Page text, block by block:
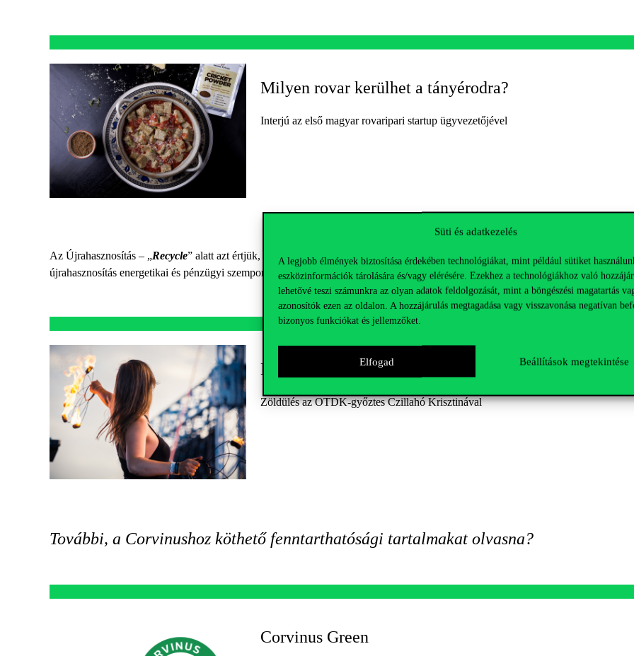
Süti és adatkezelés
A legjobb élmények biztosítása érdekében technológiákat, mint például sütiket
eszközinformációk tárolására és/vagy elérésére. Ezekhez a technológiákhoz való
lehetővé teszi számunkra az olyan adatok feldolgozását, mint a böngészési magatartás
azonosítók ezen az oldalon. A hozzájárulás megtagadása vagy visszavonása negatívan
bizonyos funkciókat és jellemzőket.
Elfogad Beállítások megtekintése
Milyen rovar kerülhet a tányérodra?
Interjú az első magyar rovaripari startup ügyvezetőjével
Az Újrahasznosítás – „Recycle” alatt azt értjük, hogy az újrahasznosítható hulladéktól az erre kijelölt helyeken, osztályozva
újrahasznosítás energetikai és pénzügyi szempontból is rendkívül igényes folyamat. Ráadásul vannak olyan hulladéktípusok is,
Hogyan lehetnének fenntarthatóbbak a hazai nagy
Zöldülés az OTDK-győztes Czillahó Krisztinával
További, a Corvinushoz köthető fenntarthatósági tartalmakat olvasna?
Corvinus Green